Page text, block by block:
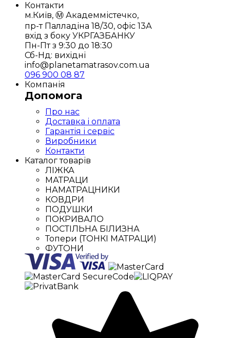
Контакти
м.Київ, Ⓜ️ Академмістечко,
пр-т Палладіна 18/30, офіс 13А
вхід з боку УКРГАЗБАНКУ
Пн-Пт з 9:30 до 18:30
Сб-Нд: вихідні
info@planetamatrasov.com.ua
096 900 08 87
Компанія
Допомога
Про нас
Доставка і оплата
Гарантія і сервіс
Виробники
Контакти
Каталог товарів
ЛІЖКА
МАТРАЦИ
НАМАТРАЦНИКИ
КОВДРИ
ПОДУШКИ
ПОКРИВАЛО
ПОСТІЛЬНА БІЛИЗНА
Топери (ТОНКІ МАТРАЦИ)
ФУТОНИ